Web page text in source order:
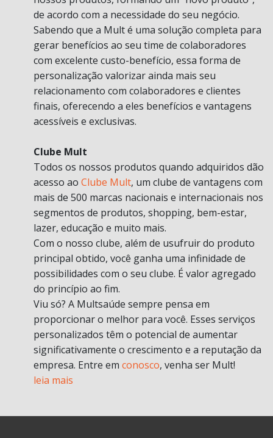
de acordo com a necessidade do seu negócio.
Sabendo que a Mult é uma solução completa para
gerar benefícios ao seu time de colaboradores
com excelente custo-benefício, essa forma de
personalização valorizar ainda mais seu
relacionamento com colaboradores e clientes
finais, oferecendo a eles benefícios e vantagens
acessíveis e exclusivas.
Clube Mult
Todos os nossos produtos quando adquiridos dão
acesso ao Clube Mult, um clube de vantagens com
mais de 500 marcas nacionais e internacionais nos
segmentos de produtos, shopping, bem-estar,
lazer, educação e muito mais.
Com o nosso clube, além de usufruir do produto
principal obtido, você ganha uma infinidade de
possibilidades com o seu clube. É valor agregado
do princípio ao fim.
Viu só? A Multsaúde sempre pensa em
proporcionar o melhor para você. Esses serviços
personalizados têm o potencial de aumentar
significativamente o crescimento e a reputação da
empresa. Entre em conosco, venha ser Mult!
leia mais